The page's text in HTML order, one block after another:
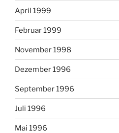
April 1999
Februar 1999
November 1998
Dezember 1996
September 1996
Juli 1996
Mai 1996